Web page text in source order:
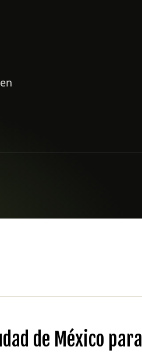
de México para